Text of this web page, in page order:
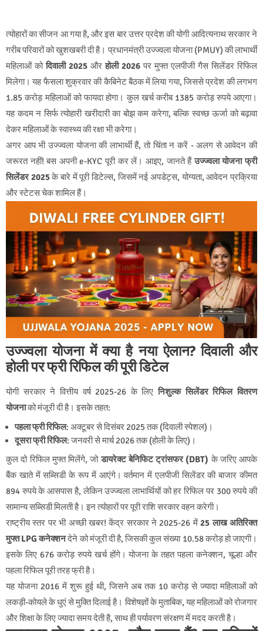
त्योहारों का सीजन आ गया है, और इस बार उत्तर प्रदेश की योगी आदित्यनाथ सरकार ने
गरीब परिवारों को खुशखबरी दी है। प्रधानमंत्री उज्ज्वला योजना (PMUY) की लाभार्थी
महिलाओं कोदिवाली 2025 औरहोली 2026 पर मुफ्त एलपीजी गैस सिलेंडर रिफिल
मिलेगा। यह फैसला शुक्रवार की कैबिनेट बैठक में लिया गया, जिससे प्रदेश की लगभग
1.85 करोड़ महिलाओं को फायदा होगा। कुल खर्च करीब 1385 करोड़ रुपये आएगा।
यह कदम न सिर्फ त्योहारी खरीदारी का बोझ कम करेगा, बल्कि स्वच्छ ऊर्जा को बढ़ावा
देकर महिलाओं के स्वास्थ्य की रक्षा भी करेगा।
अगर आप भी उज्ज्वला योजना की लाभार्थी हैं, तो चिंता न करें - अलग से आवेदन की
जरूरत नहीं! बस अपनी e-KYC पूरी कर लें। आइए, जानते हैंउज्ज्वला योजना फ्री
सिलेंडर 2025के बारे में पूरी डिटेल्स, जिसमें नई अपडेट्स, योग्यता, आवेदन प्रक्रिया
और स्टेटस चेक शामिल हैं।
उज्ज्वला योजना में क्या है नया ऐलान? दिवाली और
होली पर फ्री रिफिल की पूरी डिटेल
योगी सरकार ने वित्तीय वर्ष 2025-26 के लिएनिशुल्क सिलेंडर रिफिल वितरण
योजनाको मंजूरी दी है। इसके तहत:
पहला फ्री रिफिल: अक्टूबर से दिसंबर 2025 तक (दिवाली स्पेशल)।
दूसरा फ्री रिफिल: जनवरी से मार्च 2026 तक (होली के लिए)।
कुल दो रिफिल मुफ्त मिलेंगे, जोडायरेक्ट बेनिफिट ट्रांसफर (DBT) के जरिए आपके
बैंक खाते में सब्सिडी के रूप में आएंगे। वर्तमान में एलपीजी सिलेंडर की बाजार कीमत
894 रुपये के आसपास है, लेकिन उज्ज्वला लाभार्थियों को हर रिफिल पर 300 रुपये की
सामान्य सब्सिडी मिलती है। इन त्योहारों पर पूरी राशि सरकार वहन करेगी।
राष्ट्रीय स्तर पर भी अच्छी खबर! केंद्र सरकार ने 2025-26 में25 लाख अतिरिक्त
मुफ्त LPG कनेक्शनदेने को मंजूरी दी है, जिसकी कुल संख्या 10.58 करोड़ हो जाएगी।
इसके लिए 676 करोड़ रुपये खर्च होंगे। योजना के तहत पहला कनेक्शन, चूल्हा और
पहला रिफिल पूरी तरह फ्री है।
यह योजना 2016 में शुरू हुई थी, जिसने अब तक 10 करोड़ से ज्यादा महिलाओं को
लकड़ी-कोयले के धुएं से मुक्ति दिलाई है। विशेषज्ञों के मुताबिक, यह महिलाओं को रोजगार
और शिक्षा के लिए ज्यादा समय देती है, साथ ही पर्यावरण संरक्षण में मदद करती है।